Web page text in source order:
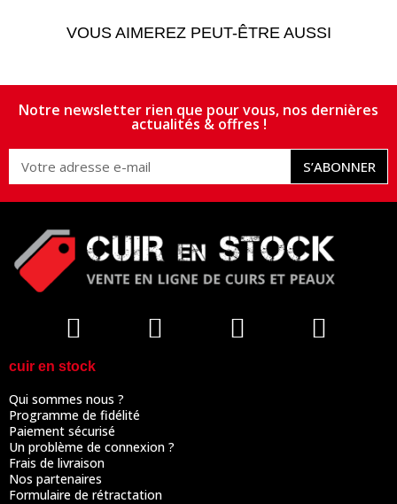
VOUS AIMEREZ PEUT-ÊTRE AUSSI
Notre newsletter rien que pour vous, nos dernières
actualités & offres !
S’ABONNER
cuir en stock
Qui sommes nous ?
Programme de fidélité
Paiement sécurisé
Un problème de connexion ?
Frais de livraison
Nos partenaires
Formulaire de rétractation